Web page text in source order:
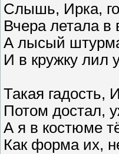
Слышь, Ирка,
Вчера летала в
А лысый
И в кружку лил
Такая гадость,
Потом достал,
А я в костюме
Как форма их,